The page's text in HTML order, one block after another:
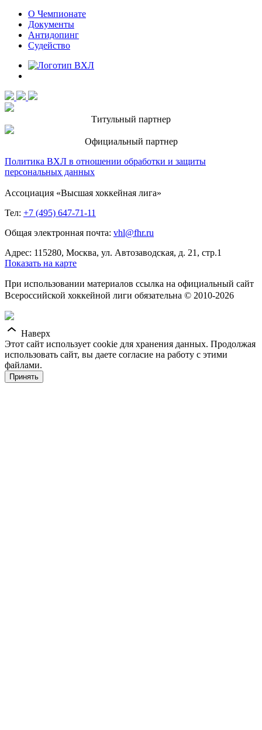
О Чемпионате
Документы
Антидопинг
Судейство
Титульный партнер
Официальный партнер
Политика ВХЛ в отношении обработки и защиты
персональных данных
Ассоциация «Высшая хоккейная лига»
Тел: +7 (495) 647-71-11
Общая электронная почта: vhl@fhr.ru
Адрес: 115280, Москва, ул. Автозаводская, д. 21, стр.1
Показать на карте
При использовании материалов ссылка на официальный сайт
Всероссийской хоккейной лиги обязательна © 2010-2026
Наверх
Этот сайт использует cookie для хранения данных. Продолжая
использовать сайт, вы даете согласие на работу с этими
файлами.
Принять